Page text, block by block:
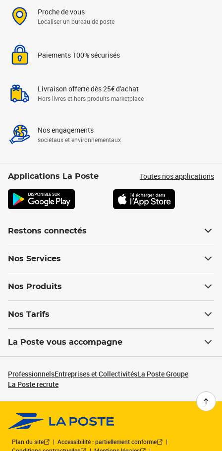
Proche de vous
Localiser un bureau de poste
Paiements 100% sécurisés
Livraison offerte dès 25€ d'achat
Hors livres et hors produits marketplace
Nos engagements
sociétaux et environnementaux
Applications La Poste Toutes nos applications
Restons connectés
Nos Services
Nos Produits
Nos Tarifs
La Poste vous accompagne
ProfessionnelsEntreprises et CollectivitésLa Poste Groupe
La Poste recrute
Plan du site
Accessibilité : partiellement conforme